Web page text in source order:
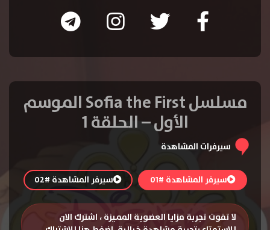
مسلسل Sofia the First الموسم
الأول – الحلقة 1
سيرفرات المشاهدة
سيرفر المشاهدة #01 سيرفر المشاهدة #02
لا تفوت تجربة مزايا العضوية المميزة ، اشترك الان